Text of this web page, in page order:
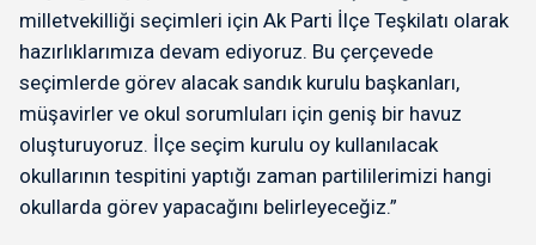
milletvekilliği seçimleri için Ak Parti İlçe Teşkilatı olarak
hazırlıklarımıza devam ediyoruz. Bu çerçevede
seçimlerde görev alacak sandık kurulu başkanları,
müşavirler ve okul sorumluları için geniş bir havuz
oluşturuyoruz. İlçe seçim kurulu oy kullanılacak
okullarının tespitini yaptığı zaman partililerimizi hangi
okullarda görev yapacağını belirleyeceğiz.”